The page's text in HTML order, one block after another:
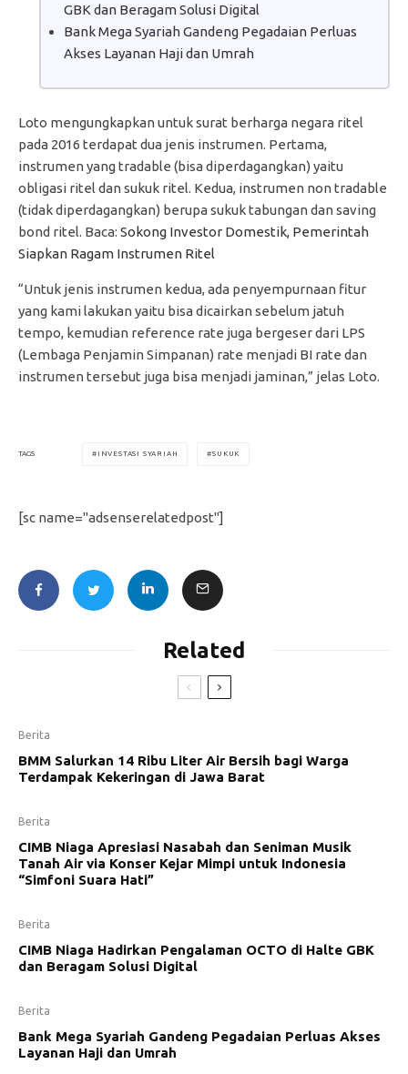
GBK dan Beragam Solusi Digital
Bank Mega Syariah Gandeng Pegadaian Perluas
Akses Layanan Haji dan Umrah
Loto mengungkapkan untuk surat berharga negara ritel
pada 2016 terdapat dua jenis instrumen. Pertama,
instrumen yang tradable (bisa diperdagangkan) yaitu
obligasi ritel dan sukuk ritel. Kedua, instrumen non tradable
(tidak diperdagangkan) berupa sukuk tabungan dan saving
bond ritel. Baca: Sokong Investor Domestik, Pemerintah
Siapkan Ragam Instrumen Ritel
“Untuk jenis instrumen kedua, ada penyempurnaan fitur
yang kami lakukan yaitu bisa dicairkan sebelum jatuh
tempo, kemudian reference rate juga bergeser dari LPS
(Lembaga Penjamin Simpanan) rate menjadi BI rate dan
instrumen tersebut juga bisa menjadi jaminan,” jelas Loto.
TAGS INVESTASI SYARIAH SUKUK
[sc name="adsenserelatedpost"]
Related
Berita
BMM Salurkan 14 Ribu Liter Air Bersih bagi Warga
Terdampak Kekeringan di Jawa Barat
Berita
CIMB Niaga Apresiasi Nasabah dan Seniman Musik
Tanah Air via Konser Kejar Mimpi untuk Indonesia
“Simfoni Suara Hati”
Berita
CIMB Niaga Hadirkan Pengalaman OCTO di Halte GBK
dan Beragam Solusi Digital
Berita
Bank Mega Syariah Gandeng Pegadaian Perluas Akses
Layanan Haji dan Umrah